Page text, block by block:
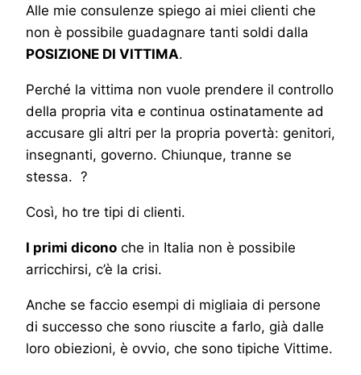
Alle mie consulenze spiego ai miei clienti che
non è possibile guadagnare tanti soldi dalla
POSIZIONE DI VITTIMA.
Perché la vittima non vuole prendere il controllo
della propria vita e continua ostinatamente ad
accusare gli altri per la propria povertà: genitori,
insegnanti, governo. Chiunque, tranne se
stessa. ?
Così, ho tre tipi di clienti.
I primi dicono che in Italia non è possibile
arricchirsi, c’è la crisi.
Anche se faccio esempi di migliaia di persone
di successo che sono riuscite a farlo, già dalle
loro obiezioni, è ovvio, che sono tipiche Vittime.